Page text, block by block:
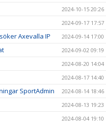
2024-10-15 20:26
2024-09-17 17:57
Axevalla IP 2024-09-14 17:00
2024-09-02 09:19
2024-08-20 14:04
2024-08-17 14:40
SportAdmin 2024-08-14 18:46
2024-08-13 19:23
2024-08-04 19:10